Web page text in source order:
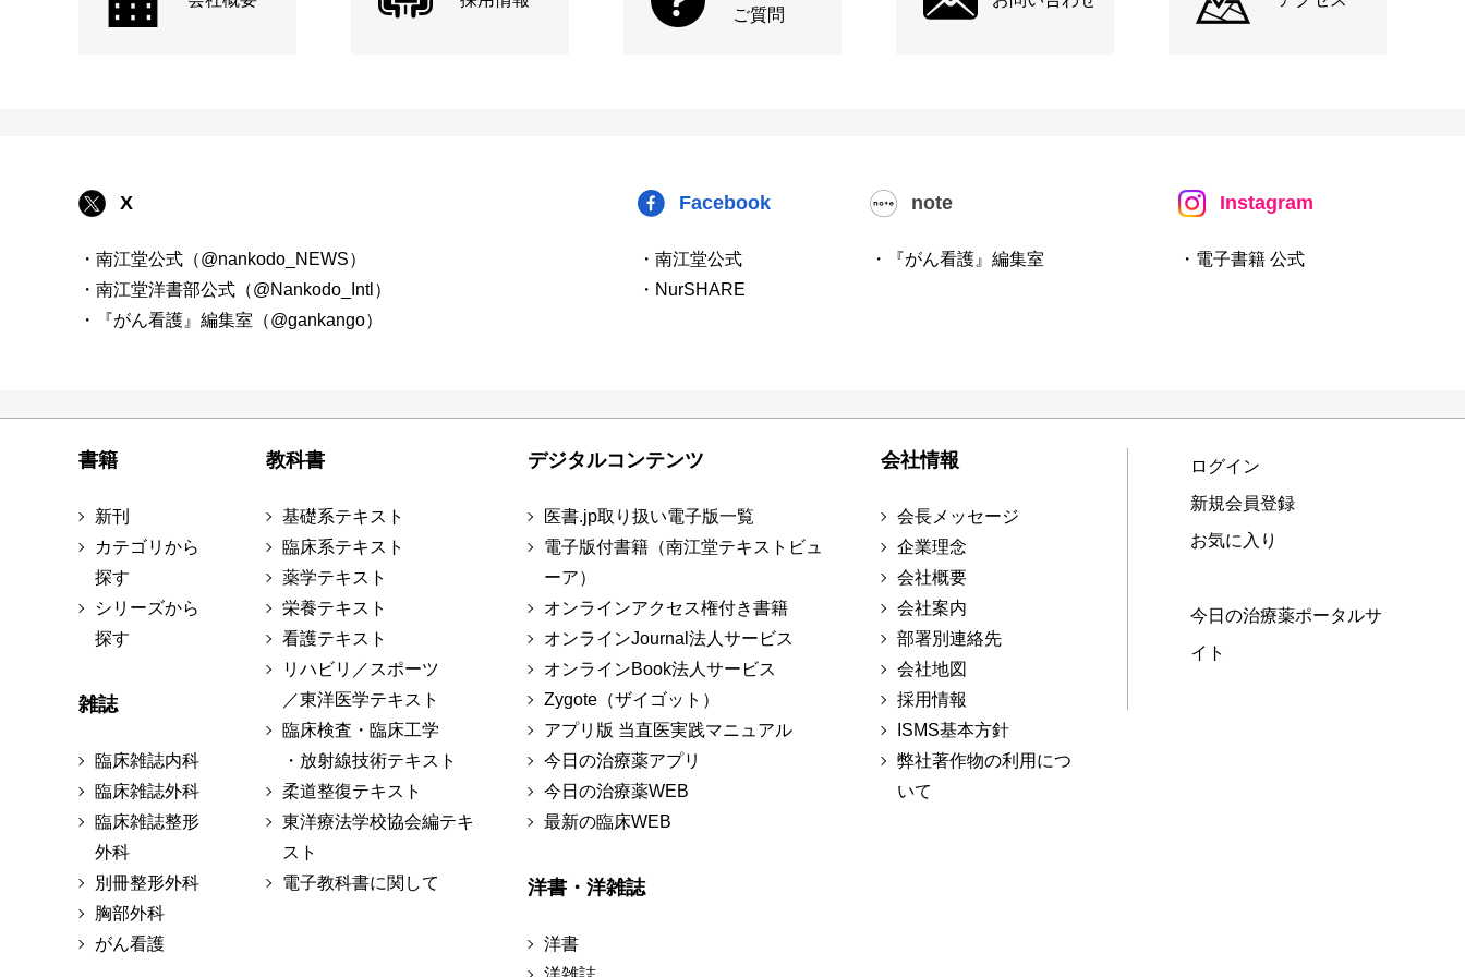
ご質問
X
・南江堂公式（@nankodo_NEWS）
・南江堂洋書部公式（@Nankodo_Intl）
・『がん看護』編集室（@gankango）
Facebook
・南江堂公式
・NurSHARE
note
・『がん看護』編集室
Instagram
・電子書籍 公式
書籍
新刊
カテゴリから
探す
シリーズから
探す
雑誌
臨床雑誌内科
臨床雑誌外科
臨床雑誌整形
外科
別冊整形外科
胸部外科
がん看護
教科書
基礎系テキスト
臨床系テキスト
薬学テキスト
栄養テキスト
看護テキスト
リハビリ／スポーツ
／東洋医学テキスト
臨床検査・臨床工学
・放射線技術テキスト
柔道整復テキスト
東洋療法学校協会編テキ
スト
電子教科書に関して
デジタルコンテンツ
医書.jp取り扱い電子版一覧
電子版付書籍（南江堂テキストビュ
ーア）
オンラインアクセス権付き書籍
オンラインJournal法人サービス
オンラインBook法人サービス
Zygote（ザイゴット）
アプリ版 当直医実践マニュアル
今日の治療薬アプリ
今日の治療薬WEB
最新の臨床WEB
洋書・洋雑誌
洋書
会社情報
会長メッセージ
企業理念
会社概要
会社案内
部署別連絡先
会社地図
採用情報
ISMS基本方針
弊社著作物の利用につ
いて
ログイン
新規会員登録
お気に入り
今日の治療薬ポータルサ
イト